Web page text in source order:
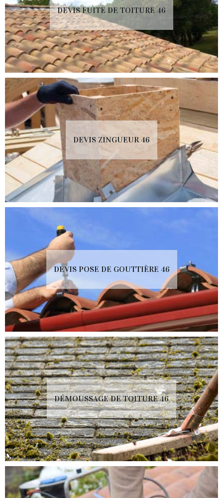
DEVIS FUITE DE TOITURE 46
DEVIS ZINGUEUR 46
DEVIS POSE DE GOUTTIÈRE 46
DÉMOUSSAGE DE TOITURE 46